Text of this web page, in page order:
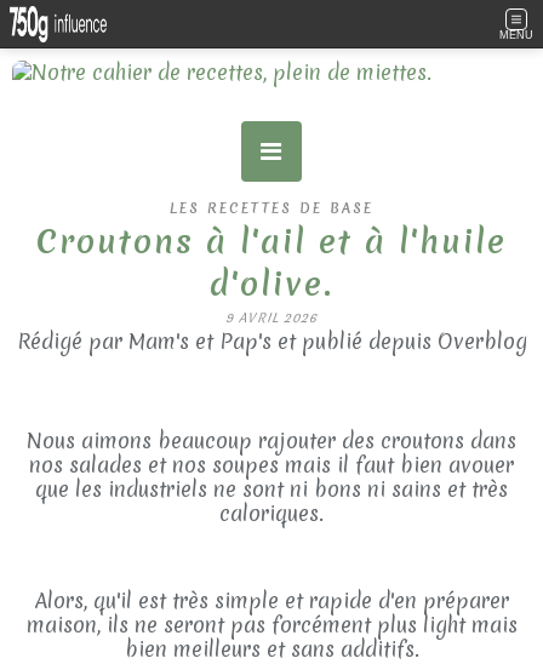
MENU
LES RECETTES DE BASE
Croutons à l'ail et à l'huile
d'olive.
9 AVRIL 2026
Rédigé par Mam's et Pap's et publié depuis Overblog
Nous aimons beaucoup rajouter des croutons dans
nos salades et nos soupes mais il faut bien avouer
que les industriels ne sont ni bons ni sains et très
caloriques.
Alors, qu'il est très simple et rapide d'en préparer
maison, ils ne seront pas forcément plus light mais
bien meilleurs et sans additifs.